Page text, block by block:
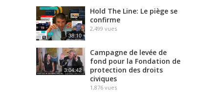
38:10
Hold The Line: Le piège se
confirme
2,499 vues
3:04:42
Campagne de levée de
fond pour la Fondation de
protection des droits
civiques
1,876 vues